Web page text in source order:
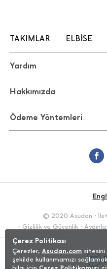
TAKIMLAR ELBİSE
Yardım
Hakkımızda
Ödeme Yöntemleri
© 2020 Asudan
Gizlilik ve Güvenlik
Çerez Politikası
Çerezler, Asudan.com
şekilde kullanmamızı